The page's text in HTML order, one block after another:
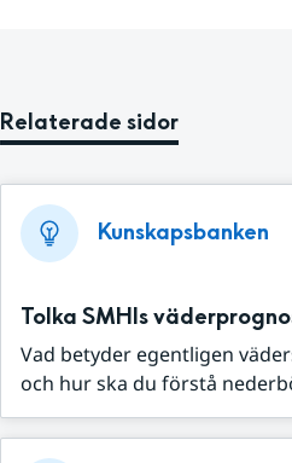
Relaterade sidor
Kunskapsbanken
Tolka SMHIs
Vad betyder egentligen
och hur ska du förstå